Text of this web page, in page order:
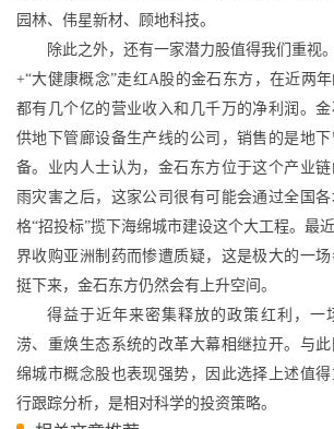
园林、伟星新材、顾地科技。
除此之外，还有一家潜力股值得我们重视
+“大健康概念”走红A股的金石东方，在近两
都有几个亿的营业收入和几千万的净利润。
供地下管廊设备生产线的公司，销售的是地
备。业内人士认为，金石东方位于这个产业
雨灾害之后，这家公司很有可能会通过全国
格“招投标”揽下海绵城市建设这个大工程。最
界收购亚洲制药而惨遭质疑，这是极大的一
挺下来，金石东方仍然会有上升空间。
得益于近年来密集释放的政策红利，一
涝、重焕生态系统的改革大幕相继拉开。与
绵城市概念股也表现强势，因此选择上述值
行跟踪分析，是相对科学的投资策略。